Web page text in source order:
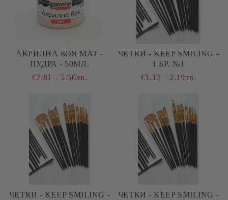
АКРИЛНА БОЯ МАТ -
ПУДРА - 50МЛ.
€2.81
5.50лв.
ЧЕТКИ - KEEP SMILING -
1 БР. №1
€1.12
2.19лв.
ЧЕТКИ - KEEP SMILING -
ЧЕТКИ - KEEP SMILING -